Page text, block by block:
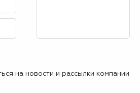
на новости и рассылки компании